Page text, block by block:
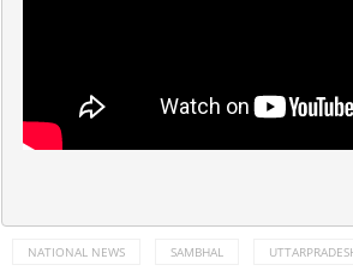
NATIONAL NEWS SAMBHAL